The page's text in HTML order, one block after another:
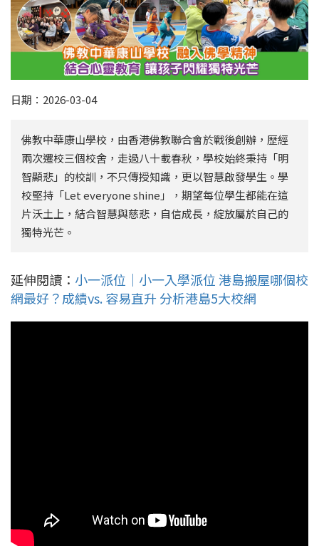
日期：2026-03-04
佛教中華康山學校，由香港佛教聯合會於戰後創辦，歷經
兩次遷校三個校舍，走過八十載春秋，學校始終秉持「明
智顯悲」的校訓，不只傳授知識，更以智慧啟發學生。學
校堅持「Let everyone shine」，期望每位學生都能在這
片沃土上，結合智慧與慈悲，自信成長，綻放屬於自己的
獨特光芒。
延伸閱讀： 小一派位｜小一入學派位 港島搬屋哪個校
網最好？成績vs. 容易直升 分析港島5大校網